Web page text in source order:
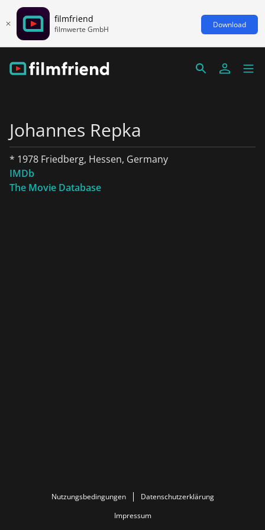
filmfriend
filmwerte GmbH Download
Johannes Repka
* 1978 Friedberg, Hessen, Germany
IMDb
The Movie Database
Nutzungsbedingungen
Datenschutzerklärung
Impressum